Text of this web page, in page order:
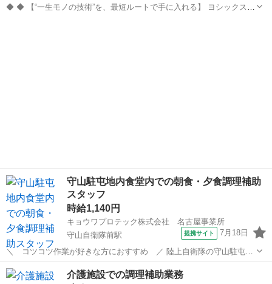
◆ ◆ 【“一生モノの技術”を、最短ルートで手に入れる】 ヨシックスフ
守山駐屯地内食堂内での朝食・夕食調理補助
スタッフ
時給1,140円
キョウワプロテック株式会社 名古屋事業所
守山自衛隊前駅
提携サイト 7月18日
＼ コツコツ作業が好きな方におすすめ ／ 陸上自衛隊の守山駐屯地
内の食堂にて 調理師さんのサポートをお願いします。 ◆詳しくは…
朝食または夕食の ・調理補助作業 (煮込みや焼き、茹で、炒める、
愛知 名古屋市 守山自衛隊前駅 その他
介護施設での調理補助業務